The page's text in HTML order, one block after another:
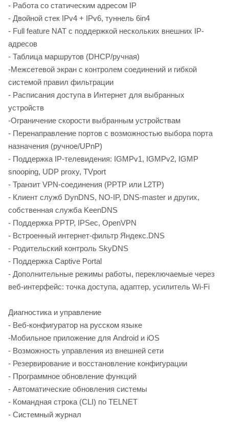
- Работа со статическим адресом IP
- Двойной стек IPv4 + IPv6, туннель 6in4
- Full feature NAT с поддержкой нескольких внешних IP-
адресов
- Таблица маршрутов (DHCP/ручная)
-Межсетевой экран с контролем соединений и гибкой
системой правил фильтрации
- Расписания доступа в Интернет для выбранных
устройств
-Ограничение скорости выбранным устройствам
- Перенаправление портов с возможностью выбора порта
назначения (ручное/UPnP)
- Поддержка IP-телевидения: IGMPv1, IGMPv2, IGMP
snooping, UDP proxy, TVport
- Транзит VPN-соединения (PPTP или L2TP)
- Клиент служб DynDNS, NO-IP, DNS-master и других,
собственная служба KeenDNS
- Поддержка PPTP, IPSec, OpenVPN
- Встроенный интернет-фильтр Яндекс.DNS
- Родительский контроль SkyDNS
- Поддержка Captive Portal
- Дополнительные режимы работы, переключаемые через
веб-интерфейс: точка доступа, адаптер, усилитель Wi-Fi
Диагностика и управление
- Веб-конфигуратор на русском языке
-Мобильное приложение для Android и iOS
- Возможность управления из внешней сети
- Резервирование и восстановление конфигурации
- Программное обновление функций
- Автоматические обновления системы
- Командная строка (CLI) по TELNET
- Системный журнал